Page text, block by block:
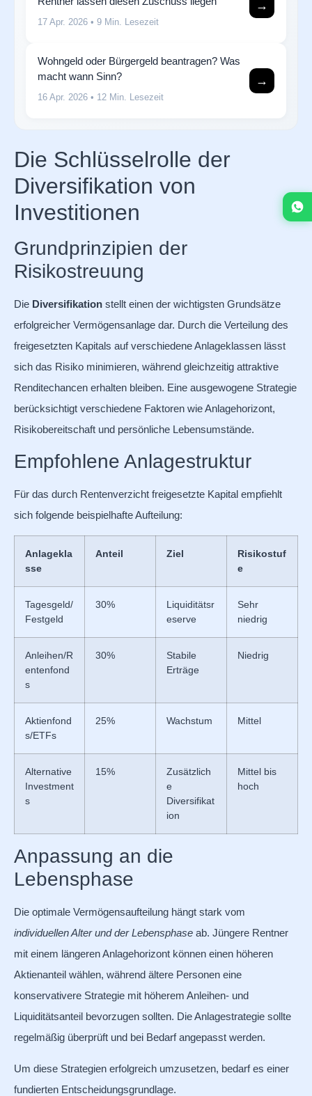
17 Apr. 2026 • 9 Min. Lesezeit
→
Wohngeld oder Bürgergeld beantragen? Was
macht wann Sinn?
16 Apr. 2026 • 12 Min. Lesezeit
→
Die Schlüsselrolle der
Diversifikation von
Investitionen
Grundprinzipien der
Risikostreuung
Die Diversifikation stellt einen der wichtigsten Grundsätze
erfolgreicher Vermögensanlage dar. Durch die Verteilung des
freigesetzten Kapitals auf verschiedene Anlageklassen lässt
sich das Risiko minimieren, während gleichzeitig attraktive
Renditechancen erhalten bleiben. Eine ausgewogene Strategie
berücksichtigt verschiedene Faktoren wie Anlagehorizont,
Risikobereitschaft und persönliche Lebensumstände.
Empfohlene Anlagestruktur
Für das durch Rentenverzicht freigesetzte Kapital empfiehlt
sich folgende beispielhafte Aufteilung:
Anlagekla
sse
Anteil Ziel
Risikostuf
e
Tagesgeld/
Festgeld
30%
Liquiditätsr
eserve
Sehr
niedrig
Anleihen/R
entenfond
s
30%
Stabile
Erträge
Niedrig
Aktienfond
s/ETFs
25% Wachstum Mittel
Alternative
Investment
s
15%
Zusätzlich
e
Diversifikat
ion
Mittel bis
hoch
Anpassung an die
Lebensphase
Die optimale Vermögensaufteilung hängt stark vom
individuellen Alter und der Lebensphase ab. Jüngere Rentner
mit einem längeren Anlagehorizont können einen höheren
Aktienanteil wählen, während ältere Personen eine
konservativere Strategie mit höherem Anleihen- und
Liquiditätsanteil bevorzugen sollten. Die Anlagestrategie sollte
regelmäßig überprüft und bei Bedarf angepasst werden.
Um diese Strategien erfolgreich umzusetzen, bedarf es einer
fundierten Entscheidungsgrundlage.